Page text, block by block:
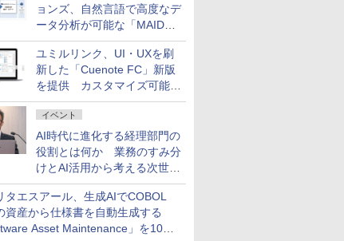
ョンズ、自然言語で高度なデ
ータ分析が可能な「MAIDOA
AI ASSIST」を9月より提供
ユミルリンク、UI・UXを刷
新した「Cuenote FC」新版
を提供 カスタマイズ可能な
ダッシュボード画面を搭載
イベント
AI時代に進化する経理部門の
役割とは何か 業務のすみ分
けとAI活用から考える次世代
ファイナンス戦略
タエスアール、生成AIでCOBOL
資産から仕様書を自動生成する
Asset Maintenance」を10月